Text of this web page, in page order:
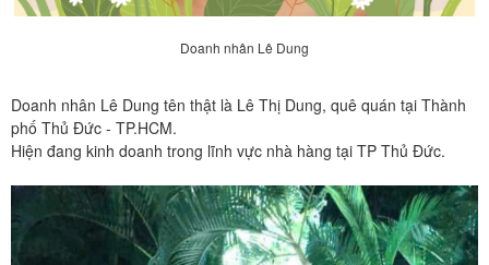
Doanh nhân Lê Dung
Doanh nhân Lê Dung tên thật là Lê Thị Dung, quê quán tại Thành
phố Thủ Đức - TP.HCM.
Hiện đang kinh doanh trong lĩnh vực nhà hàng tại TP Thủ Đức.